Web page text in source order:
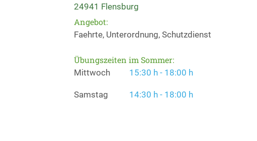
24941 Flensburg
Angebot:
Faehrte, Unterordnung, Schutzdienst
Übungszeiten im Sommer:
Mittwoch 15:30 h - 18:00 h
Samstag 14:30 h - 18:00 h